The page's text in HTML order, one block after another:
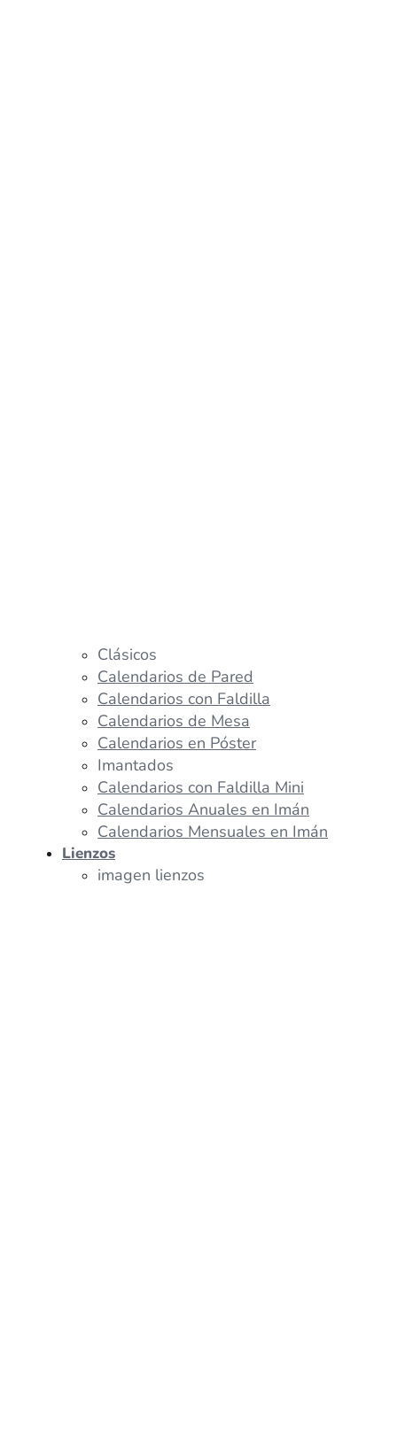
Clásicos
Calendarios de Pared
Calendarios con Faldilla
Calendarios de Mesa
Calendarios en Póster
Imantados
Calendarios con Faldilla Mini
Calendarios Anuales en Imán
Calendarios Mensuales en Imán
Lienzos
imagen lienzos